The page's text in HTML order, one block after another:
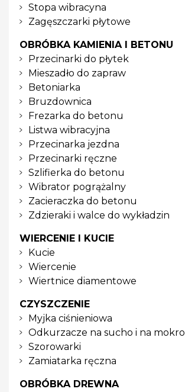
Stopa wibracyna
Zagęszczarki płytowe
OBRÓBKA KAMIENIA I BETONU
Przecinarki do płytek
Mieszadło do zapraw
Betoniarka
Bruzdownica
Frezarka do betonu
Listwa wibracyjna
Przecinarka jezdna
Przecinarki ręczne
Szlifierka do betonu
Wibrator pogrążalny
Zacieraczka do betonu
Zdzieraki i walce do wykładzin
WIERCENIE I KUCIE
Kucie
Wiercenie
Wiertnice diamentowe
CZYSZCZENIE
Myjka ciśnieniowa
Odkurzacze na sucho i na mokro
Szorowarki
Zamiatarka ręczna
OBRÓBKA DREWNA